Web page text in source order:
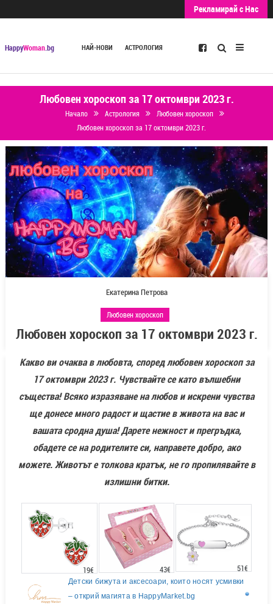
Рекламирай с Нас
HappyWoman.bg НАЙ-НОВИ АСТРОЛОГИЯ Търсене
Любовен хороскоп за 17 октомври 2023 г.
Начало Астрология
Любовен хороскоп
Любовен хороскоп за 17 октомври 2023 г.
Екатерина Петрова
Любовен хороскоп
Любовен хороскоп за 17 октомври 2023 г.
Какво ви очаква в любовта, според любовен хороскоп за
17 октомври 2023 г. Чувствайте се като вълшебни
същества! Всяко изразяване на любов и искрени чувства
ще донесе много радост и щастие в живота на вас и
вашата сродна душа! Дарете нежност и прегръдка,
обадете се на родителите си, направете добро, ако
можете. Животът е толкова кратък, не го пропилявайте в
излишни битки.
19€ 43€ 51€
Детски бижута и аксесоари, които носят усмивки
– открий магията в HappyMarket.bg